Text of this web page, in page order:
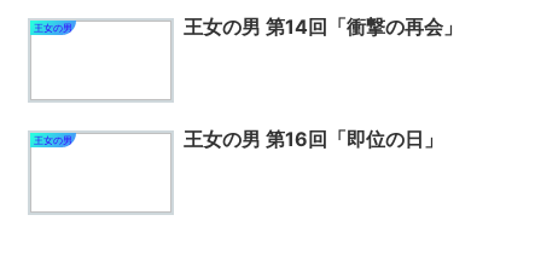
王女の男 王女の男 第14回「衝撃の再会」
王女の男 王女の男 第16回「即位の日」